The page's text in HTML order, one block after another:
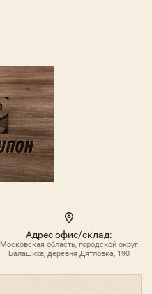
Адрес офис/склад:
Московская область, городской округ
Балашиха, деревня Дятловка, 190